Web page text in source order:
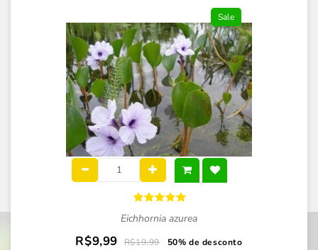
Sale
Eichhornia azurea
R$9,99 R$19,99 50% de desconto